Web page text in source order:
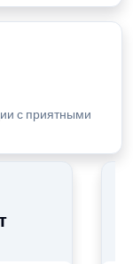
с приятными